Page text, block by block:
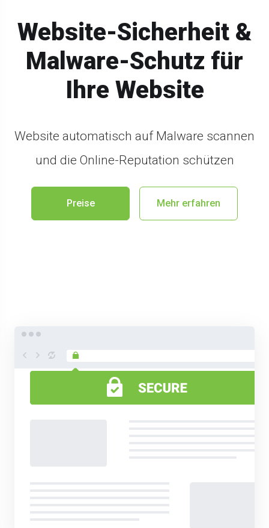
Website-Sicherheit &
Malware-Schutz für
Ihre Website
Website automatisch auf Malware scannen
und die Online-Reputation schützen
Preise Mehr erfahren